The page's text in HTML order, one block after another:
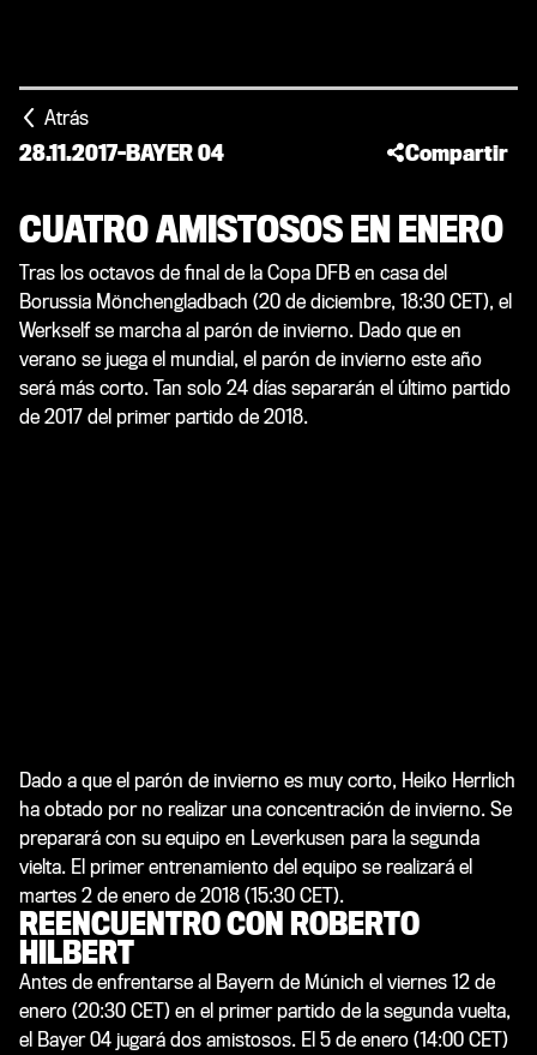
Atrás
28.11.2017-BAYER 04 Compartir
CUATRO AMISTOSOS EN ENERO
Tras los octavos de final de la Copa DFB en casa del
Borussia Mönchengladbach (20 de diciembre, 18:30 CET), el
Werkself se marcha al parón de invierno. Dado que en
verano se juega el mundial, el parón de invierno este año
será más corto. Tan solo 24 días separarán el último partido
de 2017 del primer partido de 2018.
Dado a que el parón de invierno es muy corto, Heiko Herrlich
ha obtado por no realizar una concentración de invierno. Se
preparará con su equipo en Leverkusen para la segunda
vielta. El primer entrenamiento del equipo se realizará el
martes 2 de enero de 2018 (15:30 CET).
REENCUENTRO CON ROBERTO
HILBERT
Antes de enfrentarse al Bayern de Múnich el viernes 12 de
enero (20:30 CET) en el primer partido de la segunda vuelta,
el Bayer 04 jugará dos amistosos. El 5 de enero (14:00 CET)